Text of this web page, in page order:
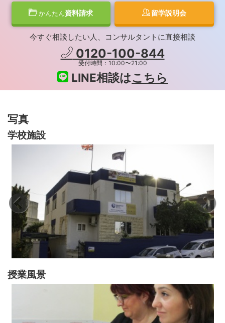
かんたん資料請求 留学説明会
今すぐ相談したい人、コンサルタントに直接相談
0120-100-844
受付時間：10:00〜21:00
LINE相談はこちら
写真
学校施設
授業風景